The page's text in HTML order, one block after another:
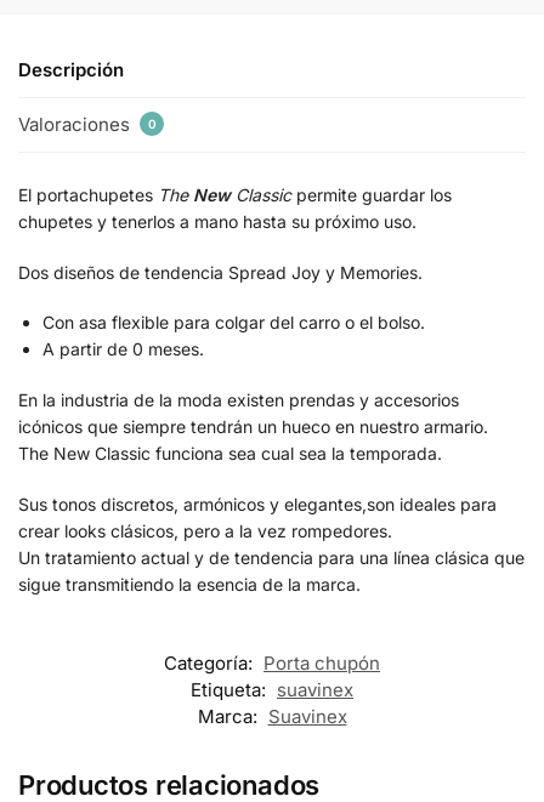
Descripción
Valoraciones 0
El portachupetes The NewClassicpermite guardar los
chupetes y tenerlos a mano hasta su próximo uso.
Dos diseños de tendencia Spread Joy y Memories.
Con asa flexible para colgar del carro o el bolso.
A partir de 0 meses.
En la industria de la moda existen prendas y accesorios
icónicos que siempre tendrán un hueco en nuestro armario.
The New Classic funciona sea cual sea la temporada.
Sus tonos discretos, armónicos y elegantes,son ideales para
crear looks clásicos, pero a la vez rompedores.
Un tratamiento actual y de tendencia para una línea clásica que
sigue transmitiendo la esencia de la marca.
Categoría: Porta chupón
Etiqueta: suavinex
Marca: Suavinex
Productos relacionados